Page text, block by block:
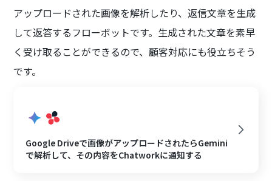
アップロードされた画像を解析したり、返信文章を生成
して返答するフローボットです。生成された文章を素早
く受け取ることができるので、顧客対応にも役立ちそう
です。
Google Driveで画像がアップロードされたらGemini
で解析して、その内容をChatworkに通知する